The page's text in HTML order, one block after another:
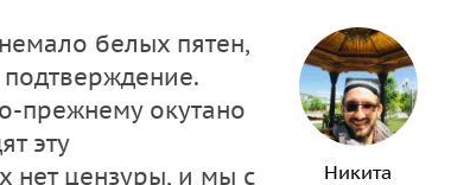
белых пятен,
прежнему окутано
эту
нет цензуры, и мы с
Никита